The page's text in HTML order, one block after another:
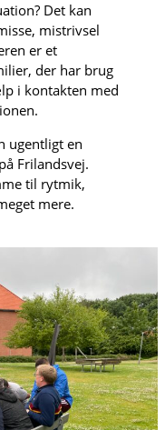
Det kan
mistrivsel
er et
der har brug
i kontakten med
ugentligt en
Frilandsvej.
til rytmik,
mere.